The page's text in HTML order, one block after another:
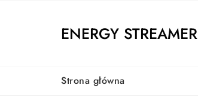
ENERGY STREAMER
Strona główna